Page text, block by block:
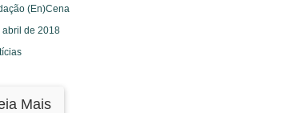
(En)Cena
abril de 2018
Mais